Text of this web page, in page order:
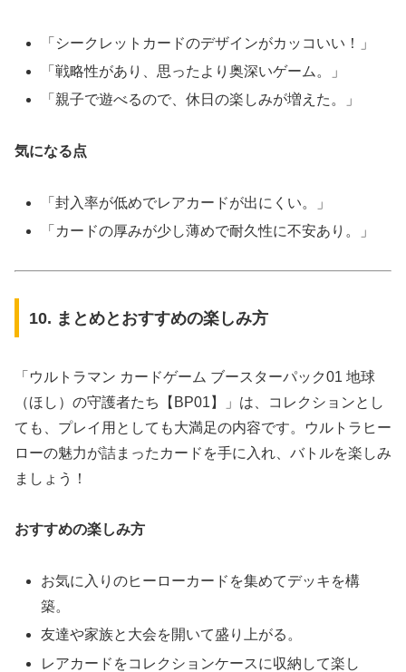
「シークレットカードのデザインがカッコいい！」
「戦略性があり、思ったより奥深いゲーム。」
「親子で遊べるので、休日の楽しみが増えた。」
気になる点
「封入率が低めでレアカードが出にくい。」
「カードの厚みが少し薄めで耐久性に不安あり。」
10. まとめとおすすめの楽しみ方
「ウルトラマン カードゲーム ブースターパック01 地球
（ほし）の守護者たち【BP01】」は、コレクションとし
ても、プレイ用としても大満足の内容です。ウルトラヒー
ローの魅力が詰まったカードを手に入れ、バトルを楽しみ
ましょう！
おすすめの楽しみ方
お気に入りのヒーローカードを集めてデッキを構
築。
友達や家族と大会を開いて盛り上がる。
レアカードをコレクションケースに収納して楽し